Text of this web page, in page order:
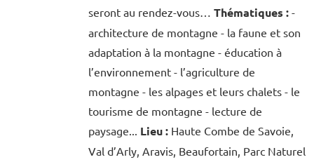
seront au rendez-vous… Thématiques :-
architecture de montagne - la faune et son
adaptation à la montagne - éducation à
l’environnement - l’agriculture de
montagne - les alpages et leurs chalets - le
tourisme de montagne - lecture de
paysage... Lieu :Haute Combe de Savoie,
Val d’Arly, Aravis, Beaufortain, Parc Naturel